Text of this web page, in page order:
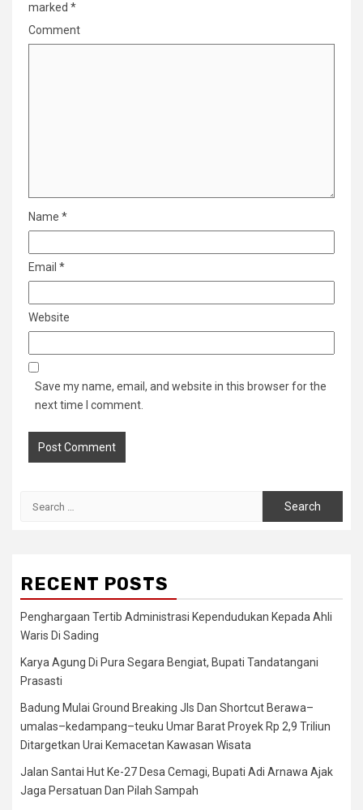
marked *
Comment
Name *
Email *
Website
Save my name, email, and website in this browser for the
next time I comment.
RECENT POSTS
Penghargaan Tertib Administrasi Kependudukan Kepada Ahli
Waris Di Sading
Karya Agung Di Pura Segara Bengiat, Bupati Tandatangani
Prasasti
Badung Mulai Ground Breaking Jls Dan Shortcut Berawa–
umalas–kedampang–teuku Umar Barat Proyek Rp 2,9 Triliun
Ditargetkan Urai Kemacetan Kawasan Wisata
Jalan Santai Hut Ke-27 Desa Cemagi, Bupati Adi Arnawa Ajak
Jaga Persatuan Dan Pilah Sampah